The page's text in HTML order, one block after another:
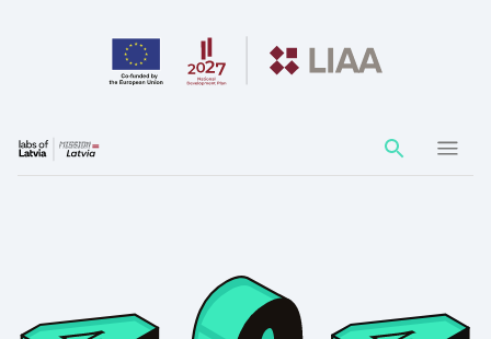
Action
element